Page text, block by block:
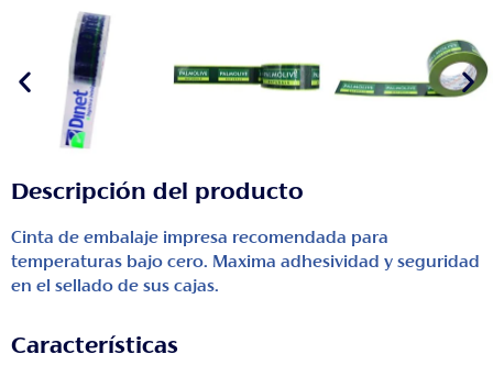
Descripción del producto
Cinta de embalaje impresa recomendada para
temperaturas bajo cero. Maxima adhesividad y seguridad
en el sellado de sus cajas.
Características